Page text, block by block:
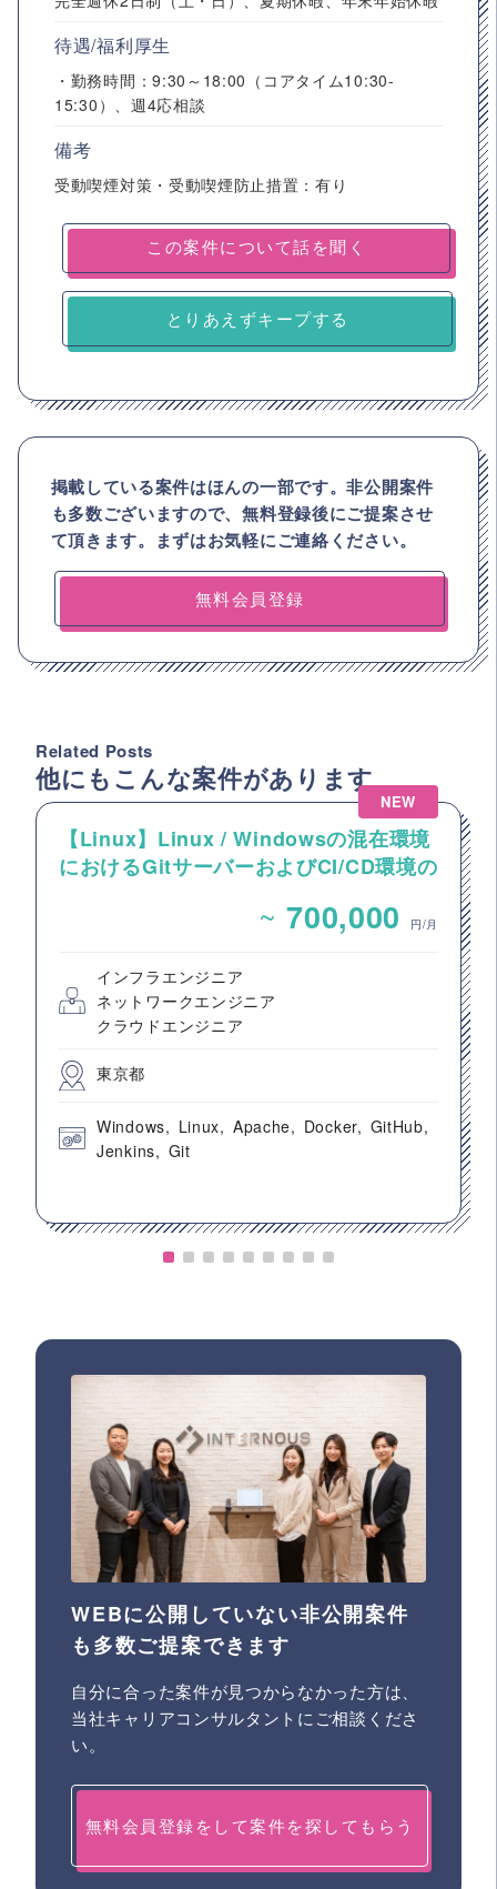
待遇/福利厚生
・勤務時間：9:30～18:00（コアタイム10:30-
15:30）、週4応相談
備考
受動喫煙対策・受動喫煙防止措置：有り
とりあえずキープする
掲載している案件はほんの一部です。非公開案件
も多数ございますので、無料登録後にご提案させ
て頂きます。まずはお気軽にご連絡ください。
無料会員登録
Related Posts
他にもこんな案件があります
NEW
【Linux】Linux / Windowsの混在環境
におけるGitサーバーおよびCI/CD環境の
~ 700,000 円/月
インフラエンジニア
ネットワークエンジニア
クラウドエンジニア
東京都
Windows Linux Apache Docker
GitHub
Jenkins
Git
WEBに公開していない非公開案件
も多数ご提案できます
自分に合った案件が見つからなかった方は、
当社キャリアコンサルタントにご相談くださ
い。
無料会員登録をして案件を探してもらう